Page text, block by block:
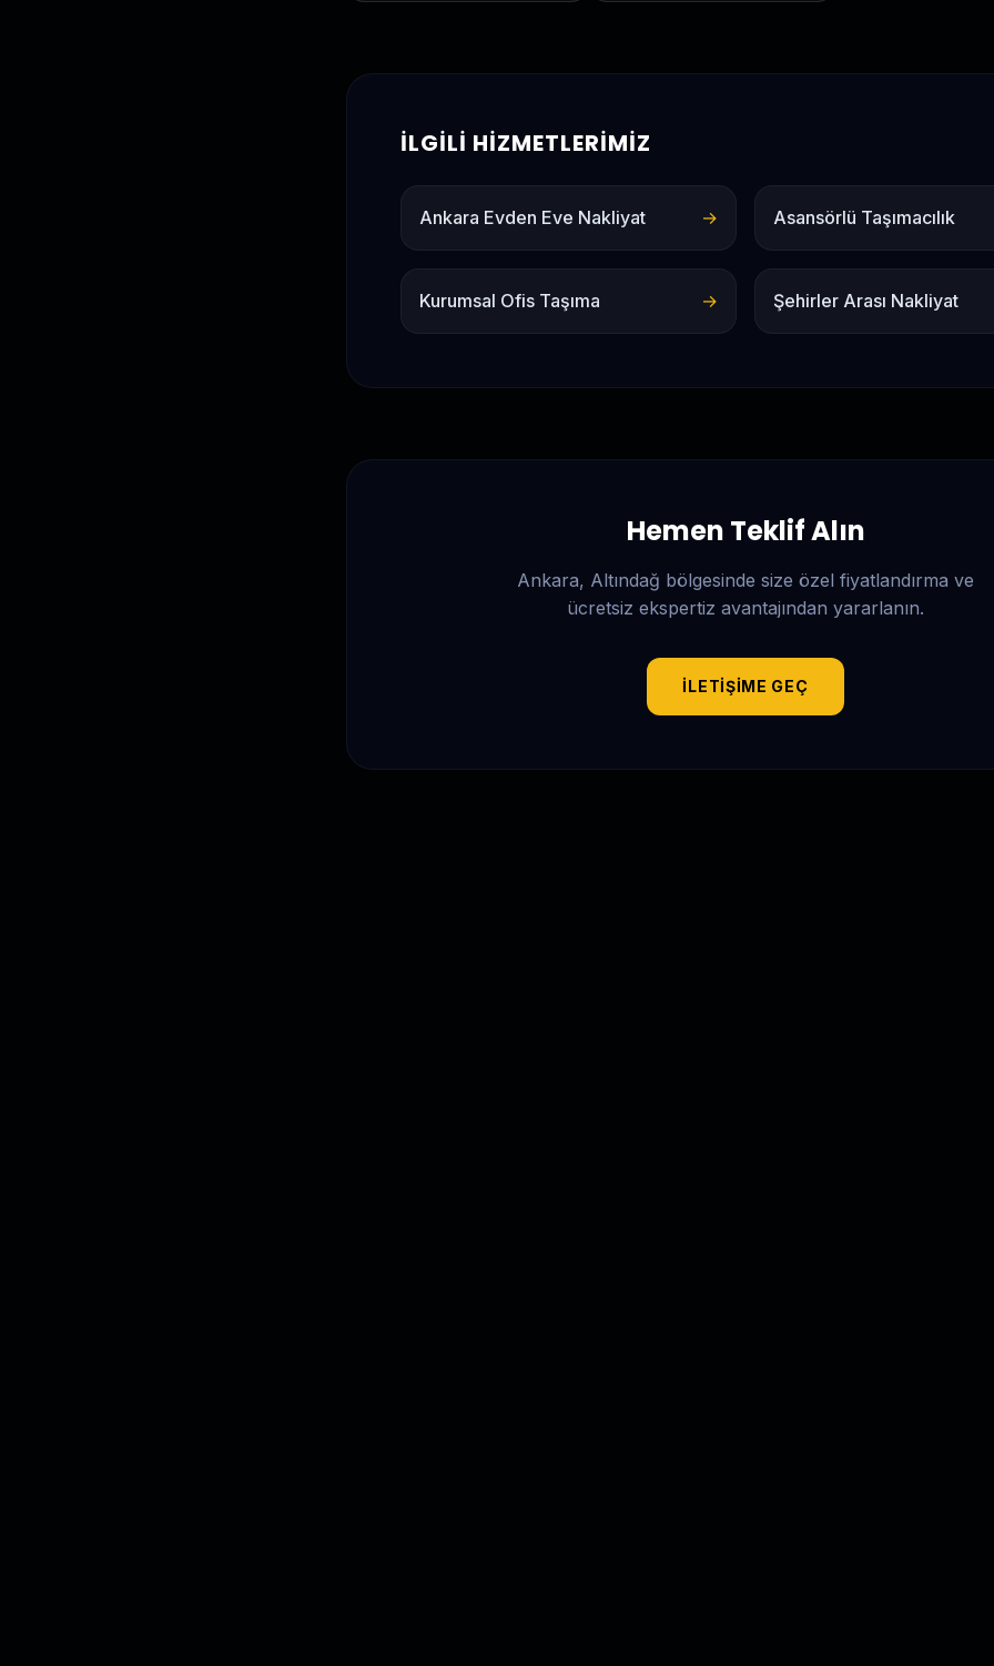
İLGILI HIZMETLERIMIZ
Ankara Evden Eve Nakliyat → Asansörlü Taşımacılık
Kurumsal Ofis Taşıma → Şehirler Arası Nakliyat
Hemen Teklif Alın
Ankara, Altındağ bölgesinde size özel fiyatlandırma ve
ücretsiz ekspertiz avantajından yararlanın.
İLETIŞIME GEÇ